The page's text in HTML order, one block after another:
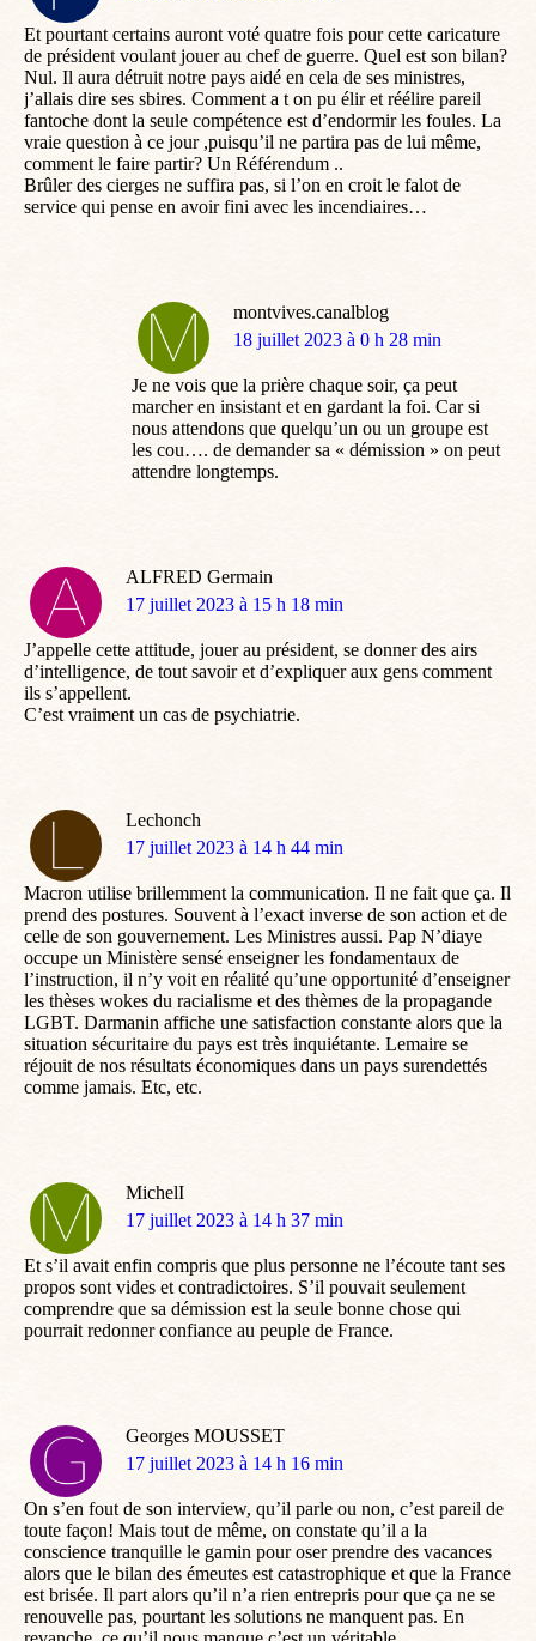
Et pourtant certains auront voté quatre fois pour cette caricature
de président voulant jouer au chef de guerre. Quel est son bilan?
Nul. Il aura détruit notre pays aidé en cela de ses ministres,
j’allais dire ses sbires. Comment a t on pu élir et réélire pareil
fantoche dont la seule compétence est d’endormir les foules. La
vraie question à ce jour ,puisqu’il ne partira pas de lui même,
comment le faire partir? Un Référendum ..
Brûler des cierges ne suffira pas, si l’on en croit le falot de
service qui pense en avoir fini avec les incendiaires…
montvives.canalblog
dit
18 juillet 2023 à 0 h 28 min
Je ne vois que la prière chaque soir, ça peut
marcher en insistant et en gardant la foi. Car si
nous attendons que quelqu’un ou un groupe est
les cou…. de demander sa « démission » on peut
attendre longtemps.
ALFRED Germain
dit
17 juillet 2023 à 15 h 18 min
J’appelle cette attitude, jouer au président, se donner des airs
d’intelligence, de tout savoir et d’expliquer aux gens comment
ils s’appellent.
C’est vraiment un cas de psychiatrie.
Lechonch
dit
17 juillet 2023 à 14 h 44 min
Macron utilise brillemment la communication. Il ne fait que ça. Il
prend des postures. Souvent à l’exact inverse de son action et de
celle de son gouvernement. Les Ministres aussi. Pap N’diaye
occupe un Ministère sensé enseigner les fondamentaux de
l’instruction, il n’y voit en réalité qu’une opportunité d’enseigner
les thèses wokes du racialisme et des thèmes de la propagande
LGBT. Darmanin affiche une satisfaction constante alors que la
situation sécuritaire du pays est très inquiétante. Lemaire se
réjouit de nos résultats économiques dans un pays surendettés
comme jamais. Etc, etc.
MichelI
dit
17 juillet 2023 à 14 h 37 min
Et s’il avait enfin compris que plus personne ne l’écoute tant ses
propos sont vides et contradictoires. S’il pouvait seulement
comprendre que sa démission est la seule bonne chose qui
pourrait redonner confiance au peuple de France.
Georges MOUSSET
dit
17 juillet 2023 à 14 h 16 min
On s’en fout de son interview, qu’il parle ou non, c’est pareil de
toute façon! Mais tout de même, on constate qu’il a la
conscience tranquille le gamin pour oser prendre des vacances
alors que le bilan des émeutes est catastrophique et que la France
est brisée. Il part alors qu’il n’a rien entrepris pour que ça ne se
renouvelle pas, pourtant les solutions ne manquent pas. En